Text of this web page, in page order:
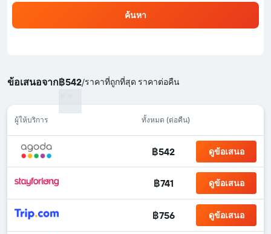
ค้นหา
ข้อเสนอจาก฿542/ราคาที่ถูกที่สุด ราคาต่อคืน
ผู้ให้บริการ ทั้งหมด (ต่อคืน)
฿542 ดูข้อเสนอ
฿741 ดูข้อเสนอ
฿756 ดูข้อเสนอ